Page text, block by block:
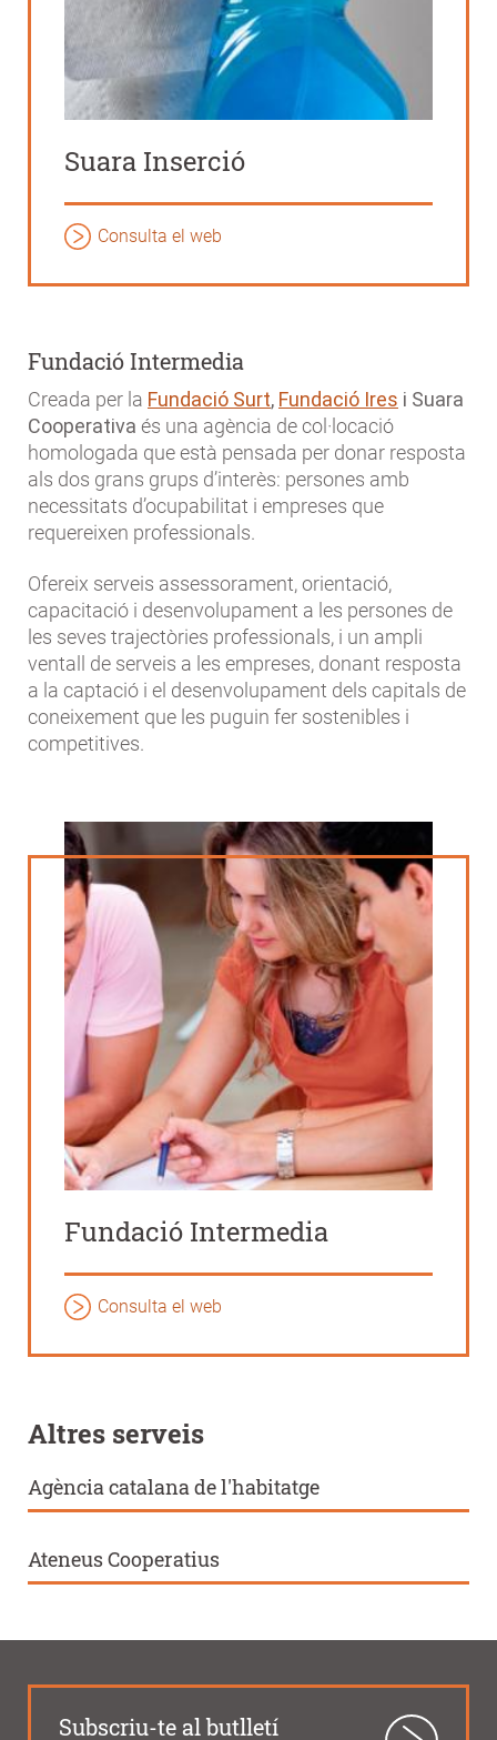
Suara Inserció
Consulta el web
Fundació Intermedia
Creada per la Fundació Surt, Fundació Ires i Suara
Cooperativa és una agència de col·locació
homologada que està pensada per donar resposta
als dos grans grups d’interès: persones amb
necessitats d’ocupabilitat i empreses que
requereixen professionals.
Ofereix serveis assessorament, orientació,
capacitació i desenvolupament a les persones de
les seves trajectòries professionals, i un ampli
ventall de serveis a les empreses, donant resposta
a la captació i el desenvolupament dels capitals de
coneixement que les puguin fer sostenibles i
competitives.
Fundació Intermedia
Consulta el web
Altres serveis
Agència catalana de l'habitatge
Ateneus Cooperatius
Subscriu-te al butlletí